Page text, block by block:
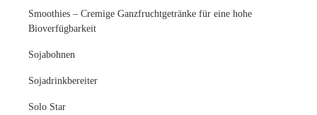
Smoothies – Cremige Ganzfruchtgetränke für eine hohe
Bioverfügbarkeit
Sojabohnen
Sojadrinkbereiter
Solo Star